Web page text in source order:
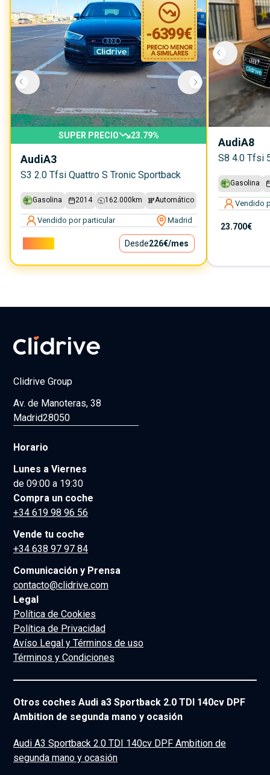
-6399€
SUPER PRECIO 23.79%
AudiA3
S3 2.0 Tfsi Quattro S Tronic Sportback
Gasolina 2014 162.000 km Automático
Vendido por particular Madrid
Desde226€/mes
AudiA8
S8 4.0 Tfsi
Gasolina
Vendido
23.700€
Clidrive Group
Av. de Manoteras, 38
Madrid28050
Horario
Lunes a Viernes
de 09:00 a 19:30
Compra un coche
+34 619 98 96 56
Vende tu coche
+34 638 97 97 84
Comunicación y Prensa
contacto@clidrive.com
Legal
Política de Cookies
Política de Privacidad
Avíso Legal y Términos de uso
Términos y Condiciones
Otros coches Audi a3 Sportback 2.0 TDI 140cv DPF
Ambition de segunda mano y ocasión
Audi A3 Sportback 2.0 TDI 140cv DPF Ambition de
segunda mano y ocasión